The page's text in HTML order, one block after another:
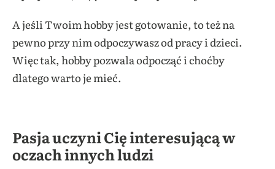
A jeśli Twoim hobby jest gotowanie, to też na
pewno przy nim odpoczywasz od pracy i dzieci.
Więc tak, hobby pozwala odpocząć i choćby
dlatego warto je mieć.
Pasja uczyni Cię interesującą w
oczach innych ludzi